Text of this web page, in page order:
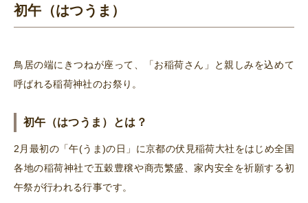
初午（はつうま）
鳥居の端にきつねが座って、「お稲荷さん」と親しみを込めて
呼ばれる稲荷神社のお祭り。
初午（はつうま）とは？
2月最初の「午(うま)の日」に京都の伏見稲荷大社をはじめ全国
各地の稲荷神社で五穀豊穣や商売繁盛、家内安全を祈願する初
午祭が行われる行事です。